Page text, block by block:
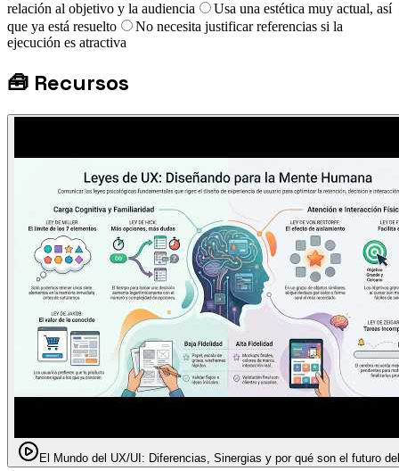
relación al objetivo y la audiencia
Usa una estética muy actual, así
que ya está resuelto
No necesita justificar referencias si la
ejecución es atractiva
🧰 Recursos
El Mundo del UX/UI: Diferencias, Sinergias y por qué son el futuro